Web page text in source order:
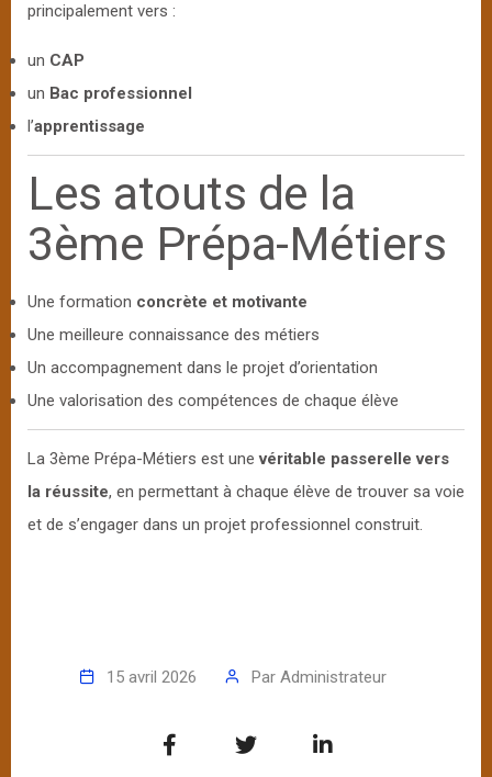
principalement vers :
un CAP
un Bac professionnel
l’apprentissage
Les atouts de la
3ème Prépa-Métiers
Une formation concrète et motivante
Une meilleure connaissance des métiers
Un accompagnement dans le projet d’orientation
Une valorisation des compétences de chaque élève
La 3ème Prépa-Métiers est unevéritable passerelle vers
la réussite, en permettant à chaque élève de trouver sa voie
et de s’engager dans un projet professionnel construit.
15 avril 2026 Par Administrateur